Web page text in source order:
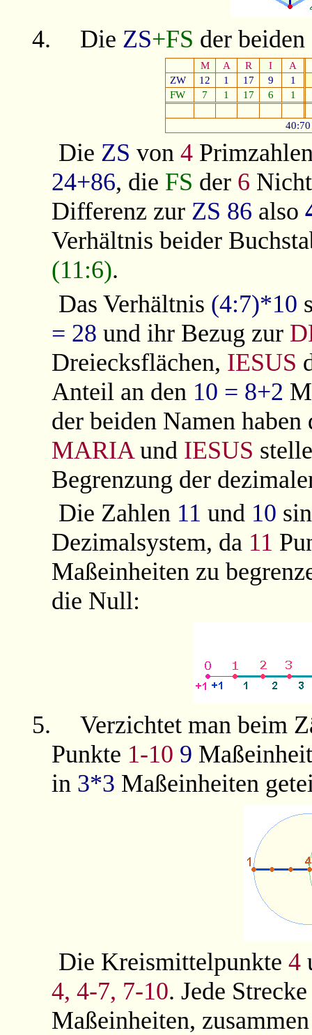
4. Die ZS+FS der
M A R I
A
ZW
12 1 17 9
1
FW
7 1 17 6 1
Die ZS von 4
24+86, die FS der 6
Differenz zur ZS 86 also
Verhältnis beider
(11:6).
Das Verhältnis (4:7)*10
= 28 und ihr Bezug zur
Dreiecksflächen, IESUS
Anteil an den 10 = 8+2
der beiden Namen
MARIAund IESUS
Begrenzung der
Die Zahlen 11 und 10
Dezimalsystem, da 11
Maßeinheiten zu
die Null:
5.
Verzichtet man beim
Punkte 1-10 9
in 3*3 Maßeinheiten
Die Kreismittelpunkte 4
4, 4-7, 7-10. Jede
Maßeinheiten,